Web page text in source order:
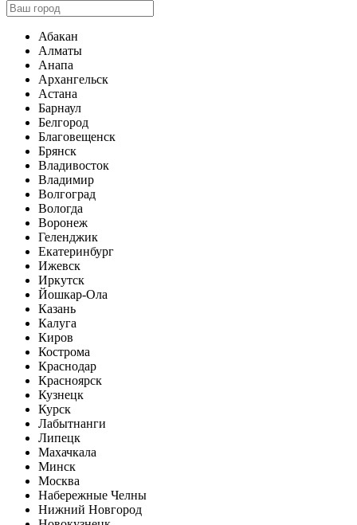
Абакан
Алматы
Анапа
Архангельск
Астана
Барнаул
Белгород
Благовещенск
Брянск
Владивосток
Владимир
Волгоград
Вологда
Воронеж
Геленджик
Екатеринбург
Ижевск
Иркутск
Йошкар-Ола
Казань
Калуга
Киров
Кострома
Краснодар
Красноярск
Кузнецк
Курск
Лабытнанги
Липецк
Махачкала
Минск
Москва
Набережные Челны
Нижний Новгород